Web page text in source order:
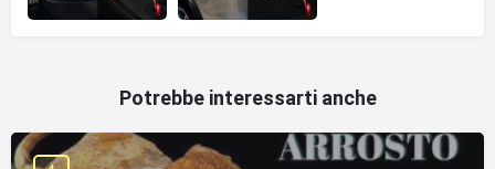
Potrebbe interessarti anche